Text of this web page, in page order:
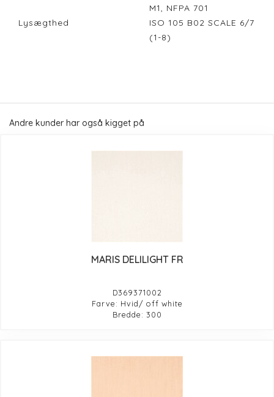
M1, NFPA 701
Lysægthed
ISO 105 B02 SCALE 6/7
(1-8)
Andre kunder har også kigget på
MARIS DELILIGHT FR
D369371002
Farve: Hvid/ off white
Bredde: 300